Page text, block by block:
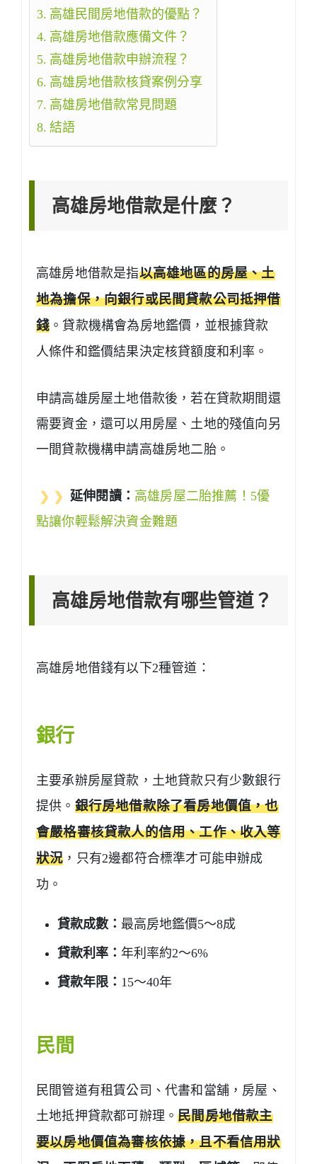
高雄民間房地借款的優點？
高雄房地借款應備文件？
高雄房地借款申辦流程？
高雄房地借款核貸案例分享
高雄房地借款常見問題
結語
高雄房地借款是什麼？
高雄房地借款是指以高雄地區的房屋、土
地為擔保，向銀行或民間貸款公司抵押借
錢 。貸款機構會為房地鑑價，並根據貸款
人條件和鑑價結果決定核貸額度和利率。
申請高雄房屋土地借款後，若在貸款期間還
需要資金，還可以用房屋、土地的殘值向另
一間貸款機構申請高雄房地二胎。
❯ ❯ 延伸閱讀： 高雄房屋二胎推薦！5優
點讓你輕鬆解決資金難題
高雄房地借款有哪些管道？
高雄房地借錢有以下2種管道：
銀行
主要承辦房屋貸款，土地貸款只有少數銀行
提供。 銀行房地借款除了看房地價值，也
會嚴格審核貸款人的信用、工作、收入等
狀況 ，只有2邊都符合標準才可能申辦成
功。
貸款成數： 最高房地鑑價5～8成
貸款利率： 年利率約2～6%
貸款年限： 15～40年
民間
民間管道有租賃公司、代書和當舖，房屋、
土地抵押貸款都可辦理。民間房地借款主
要以房地價值為審核依據，且不看信用狀